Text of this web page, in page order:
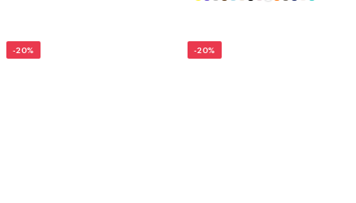
-20% -20%